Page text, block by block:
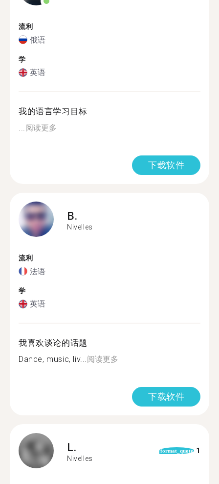
流利
俄语
学
英语
我的语言学习目标
...阅读更多
下载软件
B.
Nivelles
流利
法语
学
英语
我喜欢谈论的话题
Dance, music, liv...阅读更多
下载软件
L.
Nivelles
format_quote 1